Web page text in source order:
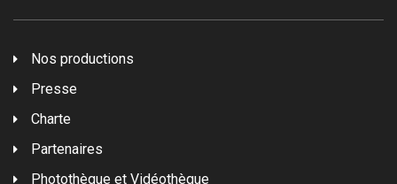
Nos productions
Presse
Charte
Partenaires
Photothèque et Vidéothèque